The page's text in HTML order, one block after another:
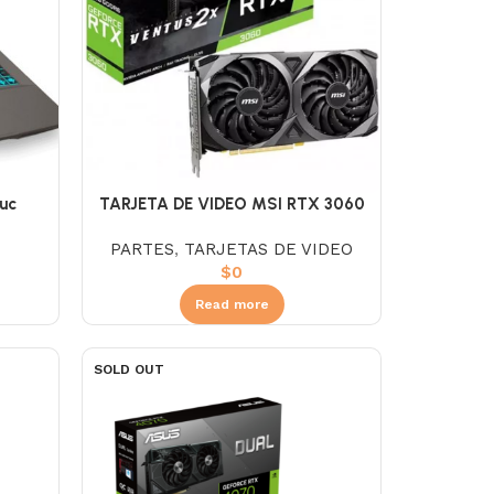
Rtx-
TARJETA DE VIDEO MSI RTX 3060
PARTES, TARJETAS DE VIDEO
$0
Read more
SOLD OUT